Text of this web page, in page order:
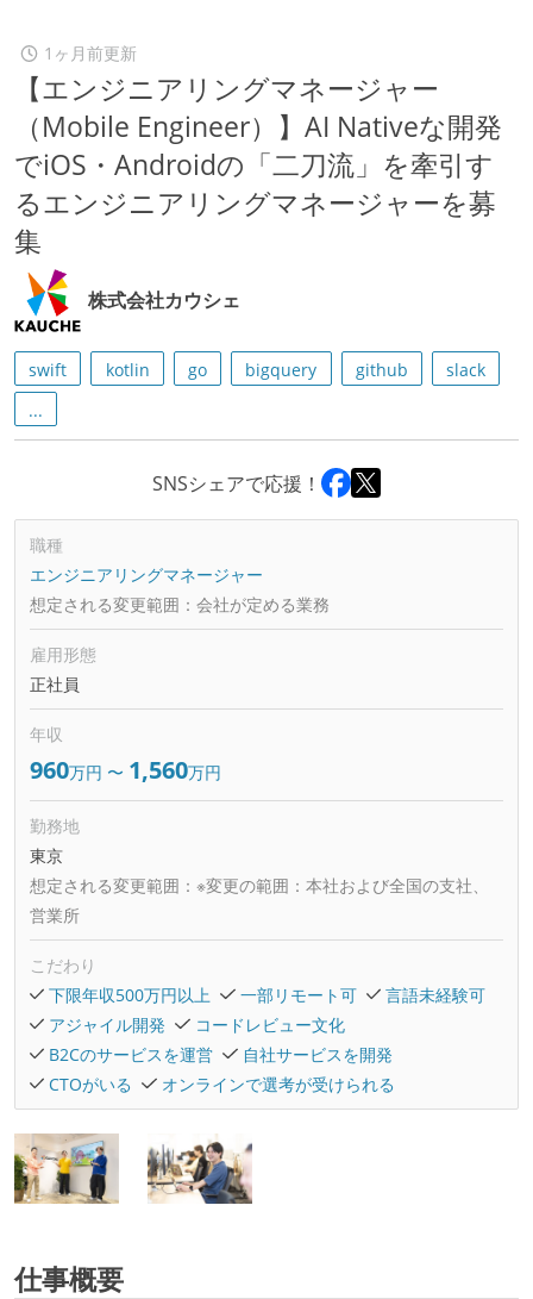
1ヶ月前更新
【エンジニアリングマネージャー
（Mobile Engineer）】AI Nativeな開発
でiOS・Androidの「二刀流」を牽引す
るエンジニアリングマネージャーを募
集
株式会社カウシェ
swift kotlin go bigquery github
slack
...
SNSシェアで応援！
職種
エンジニアリングマネージャー
想定される変更範囲： 会社が定める業務
雇用形態
正社員
年収
960万円 〜 1,560万円
勤務地
東京
想定される変更範囲： ※変更の範囲：本社および全国の支社、
営業所
こだわり
下限年収500万円以上
一部リモート可
言語未経験可
アジャイル開発
コードレビュー文化
B2Cのサービスを運営
自社サービスを開発
CTOがいる
オンラインで選考が受けられる
仕事概要